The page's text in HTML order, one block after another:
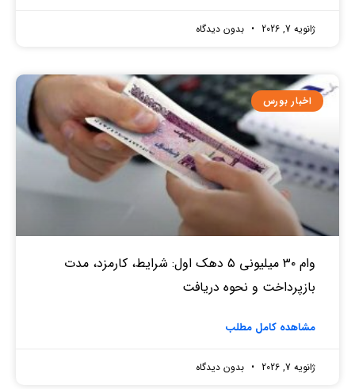
ژانویه 7, 2026 بدون دیدگاه
اخبار بورس
وام ۳۰ میلیونی ۵ دهک اول: شرایط، کارمزد، مدت
بازپرداخت و نحوه دریافت
مشاهده کامل مطلب
ژانویه 7, 2026 بدون دیدگاه